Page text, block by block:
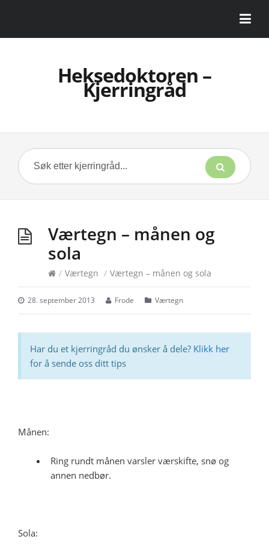
Heksedoktoren –
Kjerringråd
Værtegn – månen og
sola
/ Værtegn / Værtegn – månen og sola
28. september 2013 Frode Værtegn
Har du et kjerringråd du ønsker å dele? Klikk her
for å sende oss ditt tips
Månen:
Ring rundt månen varsler værskifte, snø og
annen nedbør.
Sola: